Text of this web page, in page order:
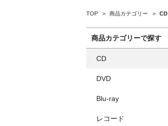
TOP > 商品カテゴリー > CD
商品カテゴリーで探す
CD
DVD
Blu-ray
レコード